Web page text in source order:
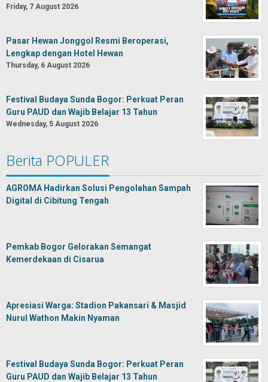
Friday, 7 August 2026
Pasar Hewan Jonggol Resmi Beroperasi,
Lengkap dengan Hotel Hewan
Thursday, 6 August 2026
Festival Budaya Sunda Bogor: Perkuat Peran
Guru PAUD dan Wajib Belajar 13 Tahun
Wednesday, 5 August 2026
Berita POPULER
AGROMA Hadirkan Solusi Pengolahan Sampah
Digital di Cibitung Tengah
Pemkab Bogor Gelorakan Semangat
Kemerdekaan di Cisarua
Apresiasi Warga: Stadion Pakansari & Masjid
Nurul Wathon Makin Nyaman
Festival Budaya Sunda Bogor: Perkuat Peran
Guru PAUD dan Wajib Belajar 13 Tahun